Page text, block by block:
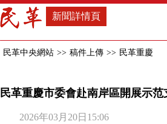
新聞詳情頁
民革中央網站 >> 稿件上傳 >> 民革重慶
民革重慶市委會赴南岸區開展示
2026年03月20日15:06